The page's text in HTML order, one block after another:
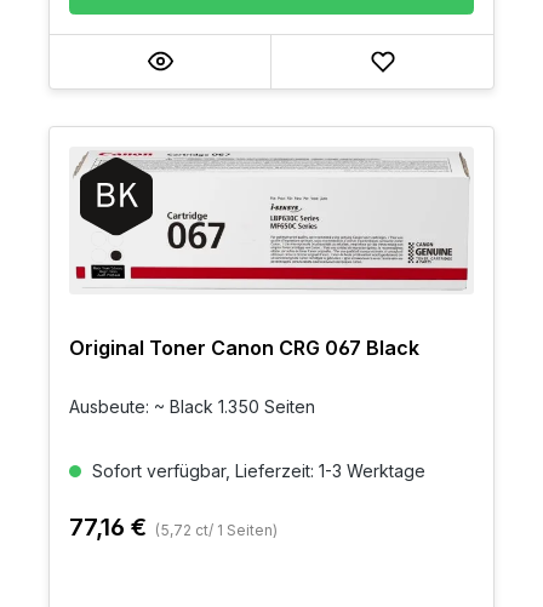
Original Toner Canon CRG 067 Black
Ausbeute: ~ Black 1.350 Seiten
Sofort verfügbar, Lieferzeit: 1-3 Werktage
77,16 € (5,72 ct/ 1 Seiten)